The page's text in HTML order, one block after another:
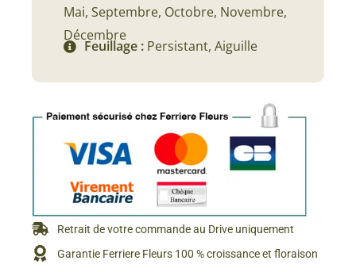
Mai, Septembre, Octobre, Novembre,
Décembre
Feuillage : Persistant, Aiguille
Retrait de votre commande au Drive uniquement
Garantie Ferriere Fleurs 100 % croissance et floraison